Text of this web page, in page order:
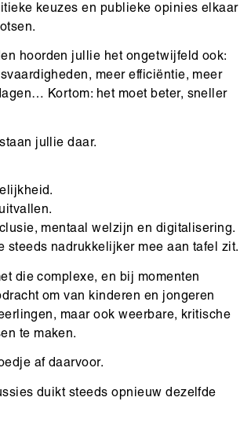
keuzes en publieke opinies elkaar
hoorden jullie het ongetwijfeld ook:
meer efficiëntie, meer
Kortom: het moet beter, sneller
jullie daar.
mentaal welzijn en digitalisering.
steeds nadrukkelijker mee aan tafel zit.
die complexe, en bij momenten
om van kinderen en jongeren
maar ook weerbare, kritische
te maken.
af daarvoor.
duikt steeds opnieuw dezelfde